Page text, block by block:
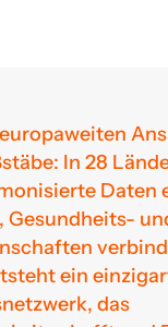
In 28
Daten
Gesundheits-
ein
das